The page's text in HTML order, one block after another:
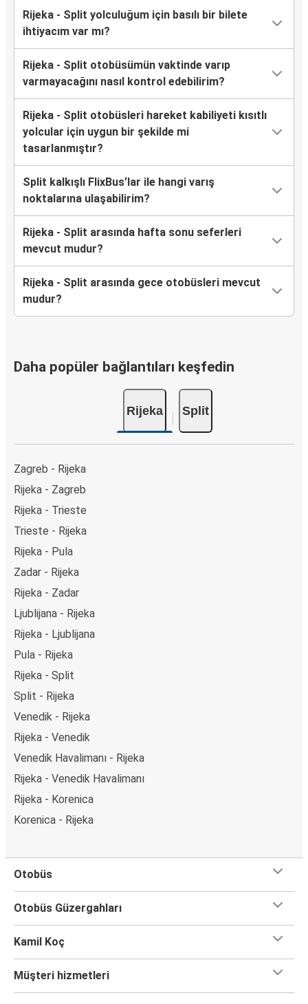
Rijeka - Split yolculuğum için basılı bir bilete
ihtiyacım var mı?
Rijeka - Split otobüsümün vaktinde varıp
varmayacağını nasıl kontrol edebilirim?
Rijeka - Split otobüsleri hareket kabiliyeti kısıtlı
yolcular için uygun bir şekilde mi
tasarlanmıştır?
Split kalkışlı FlixBus’lar ile hangi varış
noktalarına ulaşabilirim?
Rijeka - Split arasında hafta sonu seferleri
mevcut mudur?
Rijeka - Split arasında gece otobüsleri mevcut
mudur?
Daha popüler bağlantıları keşfedin
Rijeka Split
Zagreb - Rijeka
Rijeka - Zagreb
Rijeka - Trieste
Trieste - Rijeka
Rijeka - Pula
Zadar - Rijeka
Rijeka - Zadar
Ljublijana - Rijeka
Rijeka - Ljublijana
Pula - Rijeka
Rijeka - Split
Split - Rijeka
Venedik - Rijeka
Rijeka - Venedik
Venedik Havalimanı - Rijeka
Rijeka - Venedik Havalimanı
Rijeka - Korenica
Korenica - Rijeka
Otobüs
Otobüs Güzergahları
Kamil Koç
Müşteri hizmetleri